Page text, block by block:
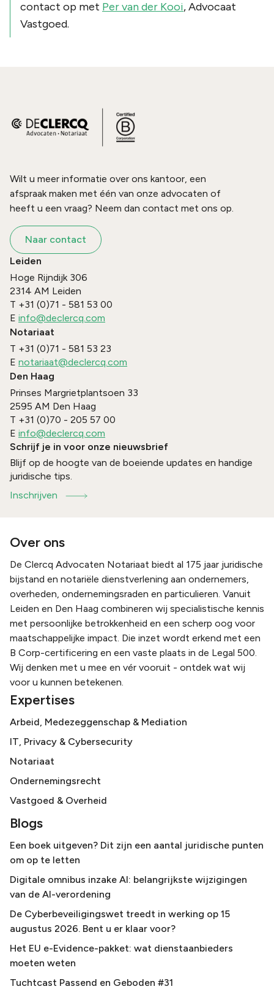
contact op met Per van der Kooi, Advocaat
Vastgoed.
Wilt u meer informatie over ons kantoor, een
afspraak maken met één van onze advocaten of
heeft u een vraag? Neem dan contact met ons op.
Naar contact
Leiden
Hoge Rijndijk 306
2314 AM Leiden
T +31 (0)71 - 581 53 00
E info@declercq.com
Notariaat
T +31 (0)71 - 581 53 23
E notariaat@declercq.com
Den Haag
Prinses Margrietplantsoen 33
2595 AM Den Haag
T +31 (0)70 - 205 57 00
E info@declercq.com
Schrijf je in voor onze nieuwsbrief
Blijf op de hoogte van de boeiende updates en handige
juridische tips.
Inschrijven
Over ons
De Clercq Advocaten Notariaat biedt al 175 jaar juridische
bijstand en notariële dienstverlening aan ondernemers,
overheden, ondernemingsraden en particulieren. Vanuit
Leiden en Den Haag combineren wij specialistische kennis
met persoonlijke betrokkenheid en een scherp oog voor
maatschappelijke impact. Die inzet wordt erkend met een
B Corp-certificering en een vaste plaats in de Legal 500.
Wij denken met u mee en vér vooruit - ontdek wat wij
voor u kunnen betekenen.
Expertises
Arbeid, Medezeggenschap & Mediation
IT, Privacy & Cybersecurity
Notariaat
Ondernemingsrecht
Vastgoed & Overheid
Blogs
Een boek uitgeven? Dit zijn een aantal juridische punten
om op te letten
Digitale omnibus inzake AI: belangrijkste wijzigingen
van de AI-verordening
De Cyberbeveiligingswet treedt in werking op 15
augustus 2026. Bent u er klaar voor?
Het EU e-Evidence-pakket: wat dienstaanbieders
moeten weten
Tuchtcast Passend en Geboden #31